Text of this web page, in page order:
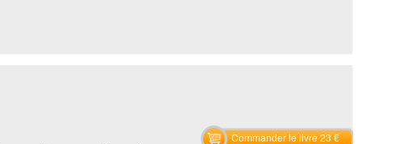
Commander le livre 23 €